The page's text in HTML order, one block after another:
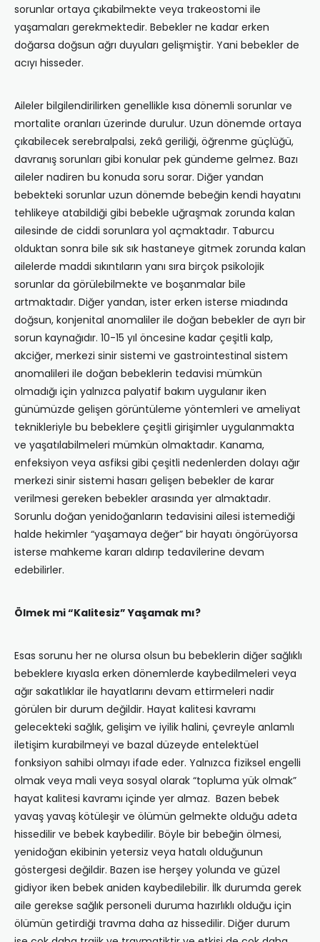
sorunlar ortaya çıkabilmekte veya trakeostomi ile
yaşamaları gerekmektedir. Bebekler ne kadar erken
doğarsa doğsun ağrı duyuları gelişmiştir. Yani bebekler de
acıyı hisseder.
Aileler bilgilendirilirken genellikle kısa dönemli sorunlar ve
mortalite oranları üzerinde durulur. Uzun dönemde ortaya
çıkabilecek serebralpalsi, zekâ geriliği, öğrenme güçlüğü,
davranış sorunları gibi konular pek gündeme gelmez. Bazı
aileler nadiren bu konuda soru sorar. Diğer yandan
bebekteki sorunlar uzun dönemde bebeğin kendi hayatını
tehlikeye atabildiği gibi bebekle uğraşmak zorunda kalan
ailesinde de ciddi sorunlara yol açmaktadır. Taburcu
olduktan sonra bile sık sık hastaneye gitmek zorunda kalan
ailelerde maddi sıkıntıların yanı sıra birçok psikolojik
sorunlar da görülebilmekte ve boşanmalar bile
artmaktadır. Diğer yandan, ister erken isterse miadında
doğsun, konjenital anomaliler ile doğan bebekler de ayrı bir
sorun kaynağıdır. 10-15 yıl öncesine kadar çeşitli kalp,
akciğer, merkezi sinir sistemi ve gastrointestinal sistem
anomalileri ile doğan bebeklerin tedavisi mümkün
olmadığı için yalnızca palyatif bakım uygulanır iken
günümüzde gelişen görüntüleme yöntemleri ve ameliyat
teknikleriyle bu bebeklere çeşitli girişimler uygulanmakta
ve yaşatılabilmeleri mümkün olmaktadır. Kanama,
enfeksiyon veya asfiksi gibi çeşitli nedenlerden dolayı ağır
merkezi sinir sistemi hasarı gelişen bebekler de karar
verilmesi gereken bebekler arasında yer almaktadır.
Sorunlu doğan yenidoğanların tedavisini ailesi istemediği
halde hekimler “yaşamaya değer” bir hayatı öngörüyorsa
isterse mahkeme kararı aldırıp tedavilerine devam
edebilirler.
Ölmek mi “Kalitesiz” Yaşamak mı?
Esas sorunu her ne olursa olsun bu bebeklerin diğer sağlıklı
bebeklere kıyasla erken dönemlerde kaybedilmeleri veya
ağır sakatlıklar ile hayatlarını devam ettirmeleri nadir
görülen bir durum değildir. Hayat kalitesi kavramı
gelecekteki sağlık, gelişim ve iyilik halini, çevreyle anlamlı
iletişim kurabilmeyi ve bazal düzeyde entelektüel
fonksiyon sahibi olmayı ifade eder. Yalnızca fiziksel engelli
olmak veya mali veya sosyal olarak “topluma yük olmak”
hayat kalitesi kavramı içinde yer almaz. Bazen bebek
yavaş yavaş kötüleşir ve ölümün gelmekte olduğu adeta
hissedilir ve bebek kaybedilir. Böyle bir bebeğin ölmesi,
yenidoğan ekibinin yetersiz veya hatalı olduğunun
göstergesi değildir. Bazen ise herşey yolunda ve güzel
gidiyor iken bebek aniden kaybedilebilir. İlk durumda gerek
aile gerekse sağlık personeli duruma hazırlıklı olduğu için
ölümün getirdiği travma daha az hissedilir. Diğer durum